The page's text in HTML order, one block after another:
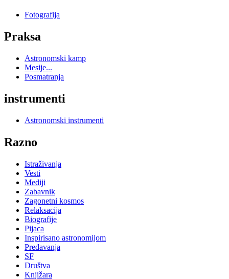
Fotografija
Praksa
Astronomski kamp
Mesije...
Posmatranja
instrumenti
Astronomski instrumenti
Razno
Istraživanja
Vesti
Mediji
Zabavnik
Zagonetni kosmos
Relaksacija
Biografije
Pijaca
Inspirisano astronomijom
Predavanja
SF
Društva
Knjižara